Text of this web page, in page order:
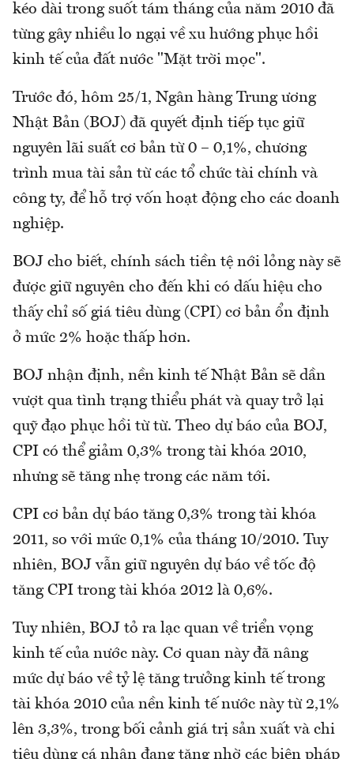
kéo dài trong suốt tám tháng của năm 2010 đã
từng gây nhiều lo ngại về xu hướng phục hồi
kinh tế của đất nước "Mặt trời mọc".
Trước đó, hôm 25/1, Ngân hàng Trung ương
Nhật Bản (BOJ) đã quyết định tiếp tục giữ
nguyên lãi suất cơ bản từ 0 – 0,1%, chương
trình mua tài sản từ các tổ chức tài chính và
công ty, để hỗ trợ vốn hoạt động cho các doanh
nghiệp.
BOJ cho biết, chính sách tiền tệ nới lỏng này sẽ
được giữ nguyên cho đến khi có dấu hiệu cho
thấy chỉ số giá tiêu dùng (CPI) cơ bản ổn định
ở mức 2% hoặc thấp hơn.
BOJ nhận định, nền kinh tế Nhật Bản sẽ dần
vượt qua tình trạng thiểu phát và quay trở lại
quỹ đạo phục hồi từ từ. Theo dự báo của BOJ,
CPI có thể giảm 0,3% trong tài khóa 2010,
nhưng sẽ tăng nhẹ trong các năm tới.
CPI cơ bản dự báo tăng 0,3% trong tài khóa
2011, so với mức 0,1% của tháng 10/2010. Tuy
nhiên, BOJ vẫn giữ nguyên dự báo về tốc độ
tăng CPI trong tài khóa 2012 là 0,6%.
Tuy nhiên, BOJ tỏ ra lạc quan về triển vọng
kinh tế của nước này. Cơ quan này đã nâng
mức dự báo về tỷ lệ tăng trưởng kinh tế trong
tài khóa 2010 của nền kinh tế nước này từ 2,1%
lên 3,3%, trong bối cảnh giá trị sản xuất và chi
tiêu dùng cá nhân đang tăng nhờ các biện pháp